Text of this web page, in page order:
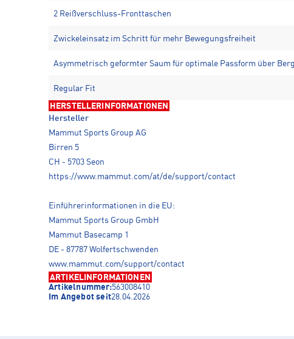
2 Reißverschluss-Fronttaschen
Zwickeleinsatz im Schritt für mehr Bewegungsfreiheit
Asymmetrisch geformter Saum für optimale Passform über
Regular Fit
HERSTELLERINFORMATIONEN
Hersteller
Mammut Sports Group AG
Birren 5
CH - 5703 Seon
https://www.mammut.com/at/de/support/contact
Einführerinformationen in die EU:
Mammut Sports Group GmbH
Mammut Basecamp 1
DE - 87787 Wolfertschwenden
www.mammut.com/support/contact
ARTIKELINFORMATIONEN
Artikelnummer:563008410
Im Angebot seit28.04.2026